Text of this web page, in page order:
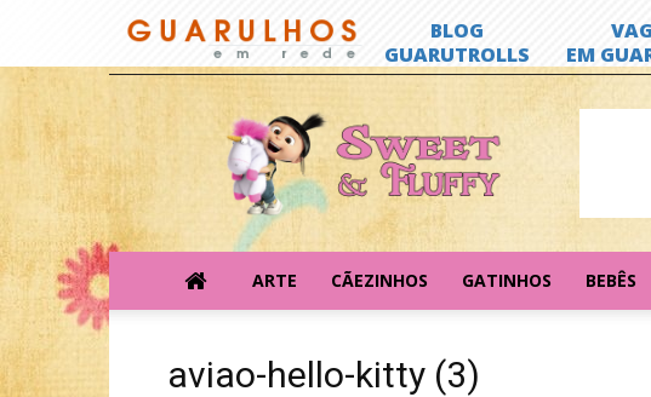
Sweet
&
Fluffy
ARTE CÃEZINHOS GATINHOS BEBÊS
aviao-hello-kitty (3)